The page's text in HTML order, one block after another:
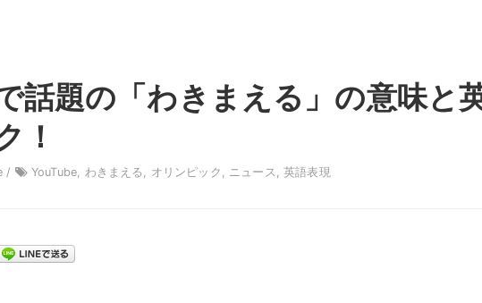
話題の「わきまえる」の意味と
！
/ YouTube わきまえる オリンピック ニュース ,英語表現